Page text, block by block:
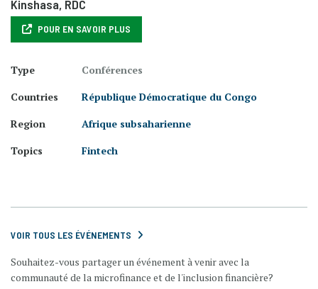
Kinshasa, RDC
POUR EN SAVOIR PLUS
Type
Conférences
Countries
République Démocratique du Congo
Region
Afrique subsaharienne
Topics
Fintech
VOIR TOUS LES ÉVÉNEMENTS
Souhaitez-vous partager un événement à venir avec la
communauté de la microfinance et de l'inclusion financière?